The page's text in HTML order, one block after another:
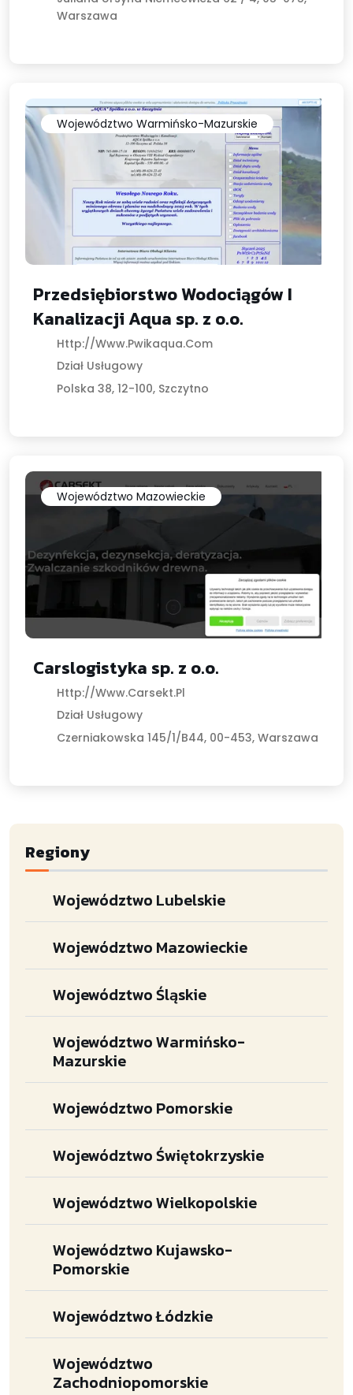
Warszawa
Województwo Warmińsko-Mazurskie
Przedsiębiorstwo Wodociągów I
Kanalizacji Aqua sp. z o.o.
Http://www.pwikaqua.com
Dział Usługowy
Polska 38, 12-100, Szczytno
Województwo Mazowieckie
Carslogistyka sp. z o.o.
Http://www.carsekt.pl
Dział Usługowy
Czerniakowska 145/1/B44, 00-453, Warszawa
Regiony
Województwo Lubelskie
Województwo Mazowieckie
Województwo Śląskie
Województwo Warmińsko-
Mazurskie
Województwo Pomorskie
Województwo Świętokrzyskie
Województwo Wielkopolskie
Województwo Kujawsko-
Pomorskie
Województwo Łódzkie
Województwo
Zachodniopomorskie